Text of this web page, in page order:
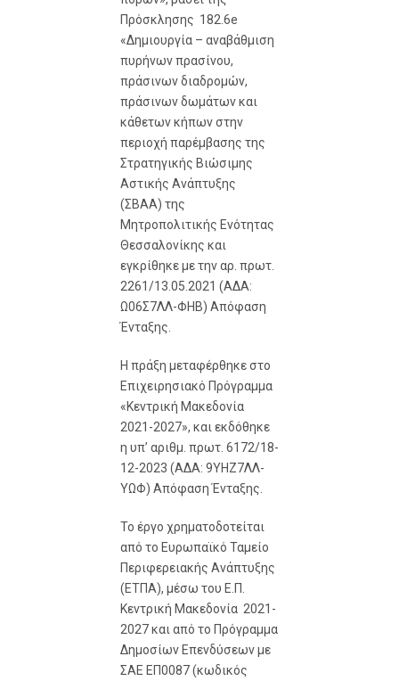
Πρόσκλησης 182.6e
«Δημιουργία – αναβάθμιση
πυρήνων πρασίνου,
πράσινων διαδρομών,
πράσινων δωμάτων και
κάθετων κήπων στην
περιοχή παρέμβασης της
Στρατηγικής Βιώσιμης
Αστικής Ανάπτυξης
(ΣΒΑΑ) της
Μητροπολιτικής Ενότητας
Θεσσαλονίκης και
εγκρίθηκε με την αρ. πρωτ.
2261/13.05.2021 (ΑΔΑ:
Ω06Σ7ΛΛ-ΦΗΒ) Απόφαση
Ένταξης.
Η πράξη μεταφέρθηκε στο
Επιχειρησιακό Πρόγραμμα
«Κεντρική Μακεδονία
2021-2027», και εκδόθηκε
η υπ’ αριθμ. πρωτ. 6172/18-
12-2023 (ΑΔΑ: 9ΥΗΖ7ΛΛ-
ΥΩΦ) Απόφαση Ένταξης.
Το έργο χρηματοδοτείται
από το Ευρωπαϊκό Ταμείο
Περιφερειακής Ανάπτυξης
(ΕΤΠΑ), μέσω του Ε.Π.
Κεντρική Μακεδονία 2021-
2027 και από το Πρόγραμμα
Δημοσίων Επενδύσεων με
ΣΑΕ ΕΠ0087 (κωδικός